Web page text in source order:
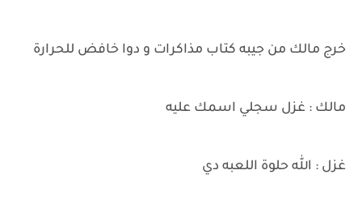
خرج مالك من جيبه كتاب مذاكرات و دوا خافض للحرارة
مالك : غزل سجلي اسمك عليه
غزل : الله حلوة اللعبه دي